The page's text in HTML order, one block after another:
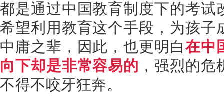
都是通过中国教育制度下的考
希望利用教育这个手段，为孩
中庸之辈，因此，也更明白在中
向下却是非常容易的 ，强烈的
不得不咬牙狂奔。